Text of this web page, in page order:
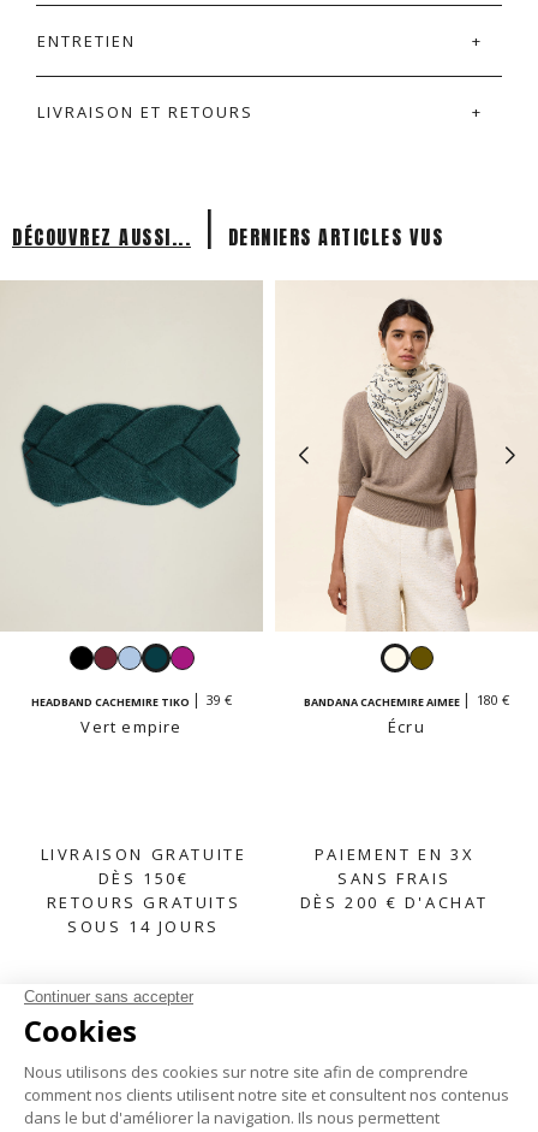
ENTRETIEN
LIVRAISON ET RETOURS
DÉCOUVREZ AUSSI... | DERNIERS ARTICLES VUS
NoirBordeaux
BleuVertAzalée
HEADBAND CACHEMIRE TIKO 39 €
Vert empire
ÉcruKaki
BANDANA CACHEMIRE AIMEE 180 €
Écru
LIVRAISON GRATUITE
DÈS 150€
RETOURS GRATUITS
SOUS 14 JOURS
PAIEMENT EN 3X
SANS FRAIS
DÈS 200 € D'ACHAT
S'INSCRIRE À LA NEWSLETTER